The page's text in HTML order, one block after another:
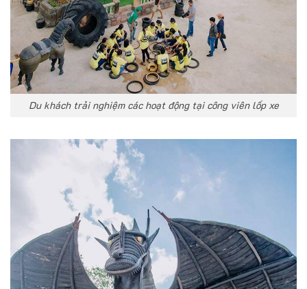
Du khách trải nghiệm các hoạt động tại công viên lốp xe